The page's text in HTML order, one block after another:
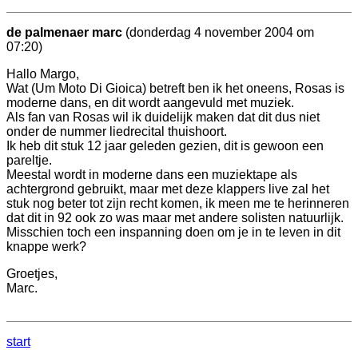
de palmenaer marc (donderdag 4 november 2004 om
07:20)
Hallo Margo,
Wat (Um Moto Di Gioica) betreft ben ik het oneens, Rosas is
moderne dans, en dit wordt aangevuld met muziek.
Als fan van Rosas wil ik duidelijk maken dat dit dus niet
onder de nummer liedrecital thuishoort.
Ik heb dit stuk 12 jaar geleden gezien, dit is gewoon een
pareltje.
Meestal wordt in moderne dans een muziektape als
achtergrond gebruikt, maar met deze klappers live zal het
stuk nog beter tot zijn recht komen, ik meen me te herinneren
dat dit in 92 ook zo was maar met andere solisten natuurlijk.
Misschien toch een inspanning doen om je in te leven in dit
knappe werk?
Groetjes,
Marc.
start